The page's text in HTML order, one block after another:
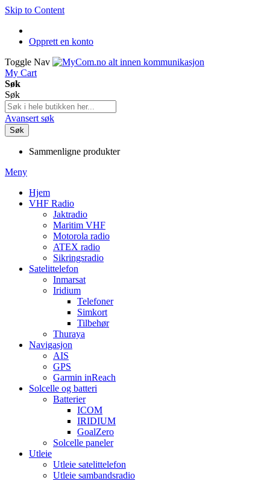
Skip to Content
Opprett en konto
Toggle Nav
My Cart
Søk
Søk
Avansert søk
Søk
Sammenligne produkter
Meny
Hjem
VHF Radio
Jaktradio
Maritim VHF
Motorola radio
ATEX radio
Sikringsradio
Satelittelefon
Inmarsat
Iridium
Telefoner
Simkort
Tilbehør
Thuraya
Navigasjon
AIS
GPS
Garmin inReach
Solcelle og batteri
Batterier
ICOM
IRIDIUM
GoalZero
Solcelle paneler
Utleie
Utleie satelittelefon
Utleie sambandsradio